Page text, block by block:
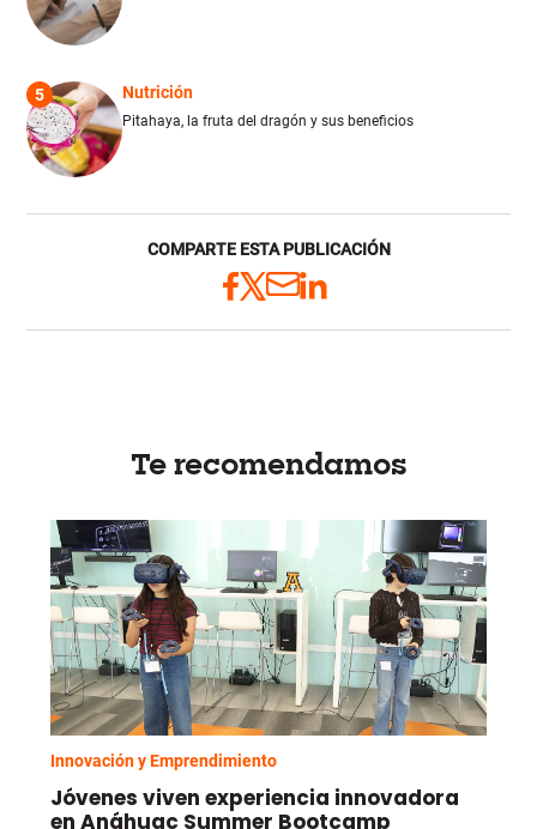
5 Nutrición
Pitahaya, la fruta del dragón y sus beneficios
COMPARTE ESTA PUBLICACIÓN
Te recomendamos
Innovación y Emprendimiento
Jóvenes viven experiencia innovadora
en Anáhuac Summer Bootcamp